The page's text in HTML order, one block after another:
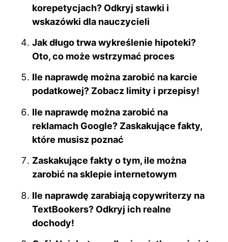
korepetycjach? Odkryj stawki i
wskazówki dla nauczycieli
Jak długo trwa wykreślenie hipoteki?
Oto, co może wstrzymać proces
Ile naprawdę można zarobić na karcie
podatkowej? Zobacz limity i przepisy!
Ile naprawdę można zarobić na
reklamach Google? Zaskakujące fakty,
które musisz poznać
Zaskakujące fakty o tym, ile można
zarobić na sklepie internetowym
Ile naprawdę zarabiają copywriterzy na
TextBookers? Odkryj ich realne
dochody!